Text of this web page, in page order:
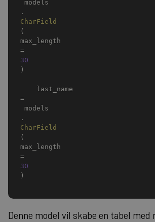
models
.
CharField
(
max_length
=
30
)
    last_name
=
models
.
CharField
(
max_length
=
30
)
Denne model vil skabe en tabel med